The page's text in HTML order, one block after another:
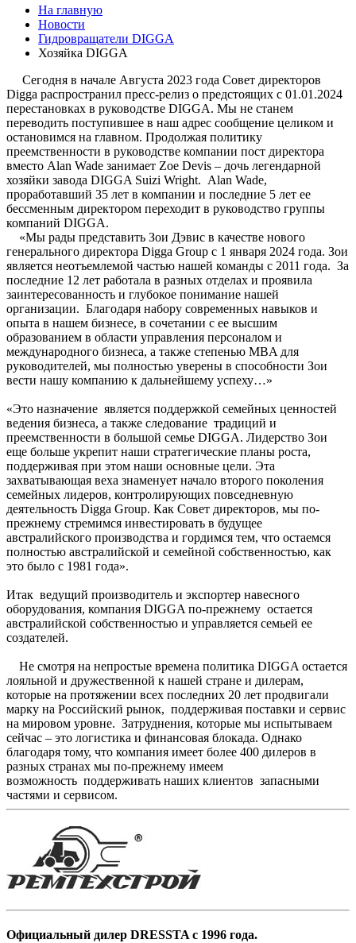
На главную
Новости
Гидровращатели DIGGA
Хозяйка DIGGA
Сегодня в начале Августа 2023 года Совет директоров
Digga распространил пресс-релиз о предстоящих с 01.01.2024
перестановках в руководстве DIGGA. Мы не станем
переводить поступившее в наш адрес сообщение целиком и
остановимся на главном. Продолжая политику
преемственности в руководстве компании пост директора
вместо Alan Wade занимает Zoe Devis – дочь легендарной
хозяйки завода DIGGA Suizi Wright. Alan Wade,
проработавший 35 лет в компании и последние 5 лет ее
бессменным директором переходит в руководство группы
компаний DIGGA.
«Мы рады представить Зои Дэвис в качестве нового
генерального директора Digga Group с 1 января 2024 года. Зои
является неотъемлемой частью нашей команды с 2011 года. За
последние 12 лет работала в разных отделах и проявила
заинтересованность и глубокое понимание нашей
организации. Благодаря набору современных навыков и
опыта в нашем бизнесе, в сочетании с ее высшим
образованием в области управления персоналом и
международного бизнеса, а также степенью MBA для
руководителей, мы полностью уверены в способности Зои
вести нашу компанию к дальнейшему успеху…»
«Это назначение является поддержкой семейных ценностей
ведения бизнеса, а также следование традиций и
преемственности в большой семье DIGGA. Лидерство Зои
еще больше укрепит наши стратегические планы роста,
поддерживая при этом наши основные цели. Эта
захватывающая веха знаменует начало второго поколения
семейных лидеров, контролирующих повседневную
деятельность Digga Group. Как Совет директоров, мы по-
прежнему стремимся инвестировать в будущее
австралийского производства и гордимся тем, что остаемся
полностью австралийской и семейной собственностью, как
это было с 1981 года».
Итак ведущий производитель и экспортер навесного
оборудования, компания DIGGA по-прежнему остается
австралийской собственностью и управляется семьей ее
создателей.
Не смотря на непростые времена политика DIGGA остается
лояльной и дружественной к нашей стране и дилерам,
которые на протяжении всех последних 20 лет продвигали
марку на Российский рынок, поддерживая поставки и сервис
на мировом уровне. Затруднения, которые мы испытываем
сейчас – это логистика и финансовая блокада. Однако
благодаря тому, что компания имеет более 400 дилеров в
разных странах мы по-прежнему имеем
возможность поддерживать наших клиентов запасными
частями и сервисом.
Официальный дилер DRESSTA с 1996 года.